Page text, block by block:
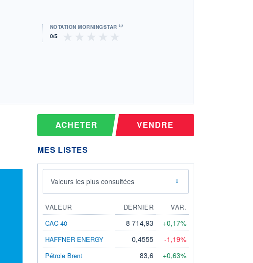
NOTATION MORNINGSTAR ⁽¹⁾
ACHETER VENDRE
MES LISTES
Valeurs les plus consultées
VALEUR DERNIER
VAR.
CAC 40
8 714,93 +0,17%
HAFFNER ENERGY 0,4555 -1,19%
Pétrole Brent 83,6 +0,63%